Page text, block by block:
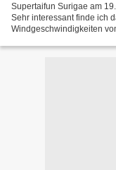
Supertaifun Surigae am
Sehr interessant finde ich
Windgeschwindigkeiten